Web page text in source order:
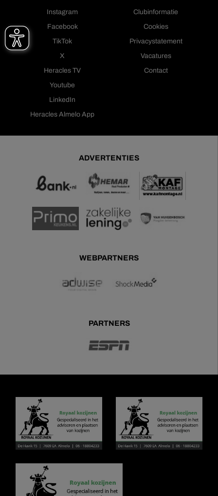
Instagram
Facebook
TikTok
X
Heracles TV
Youtube
LinkedIn
Heracles Almelo App
Clubinformatie
Cookies
Privacystatement
Vacatures
Contact
ADVERTENTIES
WEBPARTNERS
PARTNERS